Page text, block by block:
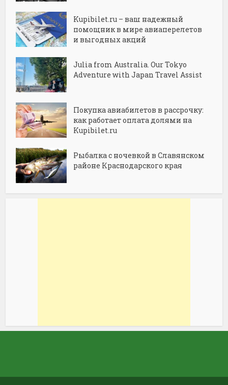
Kupibilet.ru – ваш надежный
помощник в мире авиаперелетов
и выгодных акций
Julia from Australia. Our Tokyo
Adventure with Japan Travel Assist
Покупка авиабилетов в рассрочку:
как работает оплата долями на
Kupibilet.ru
Рыбалка с ночевкой в Славянском
районе Краснодарского края